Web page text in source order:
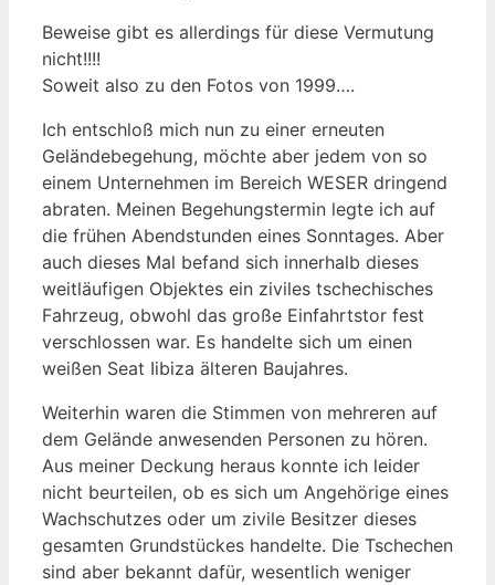
Beweise gibt es allerdings für diese Vermutung
nicht!!!!
Soweit also zu den Fotos von 1999….
Ich entschloß mich nun zu einer erneuten
Geländebegehung, möchte aber jedem von so
einem Unternehmen im Bereich WESER dringend
abraten. Meinen Begehungstermin legte ich auf
die frühen Abendstunden eines Sonntages. Aber
auch dieses Mal befand sich innerhalb dieses
weitläufigen Objektes ein ziviles tschechisches
Fahrzeug, obwohl das große Einfahrtstor fest
verschlossen war. Es handelte sich um einen
weißen Seat Iibiza älteren Baujahres.
Weiterhin waren die Stimmen von mehreren auf
dem Gelände anwesenden Personen zu hören.
Aus meiner Deckung heraus konnte ich leider
nicht beurteilen, ob es sich um Angehörige eines
Wachschutzes oder um zivile Besitzer dieses
gesamten Grundstückes handelte. Die Tschechen
sind aber bekannt dafür, wesentlich weniger